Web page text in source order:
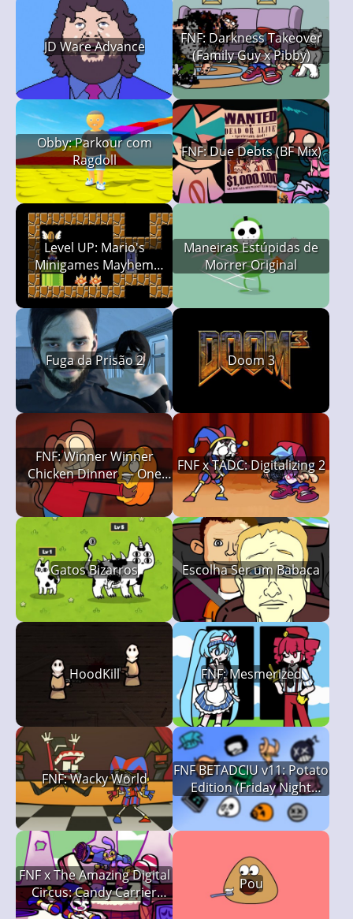
JD Ware Advance
FNF: Darkness Takeover
(Family Guy x Pibby)
Obby: Parkour com
Ragdoll
FNF: Due Debts (BF Mix)
Level UP: Mario's
Minigames Mayhem
(LUMMM)
Maneiras Estúpidas de
Morrer Original
Fuga da Prisão 2 Doom 3
FNF: Winner Winner
Chicken Dinner — One
Last Bite (Twiddlefinger
Retake)
FNF x TADC: Digitalizing 2
Gatos Bizarros Escolha Ser um Babaca
HoodKill FNF: Mesmerized
FNF: Wacky World
FNF BETADCIU v11: Potato
Edition (Friday Night
Funkin')
FNF x The Amazing Digital
Circus: Candy Carrier
Chaos
Pou